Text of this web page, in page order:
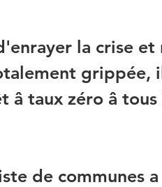
la crise et
grippée,
â taux zéro â
de communes